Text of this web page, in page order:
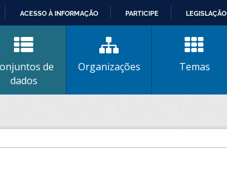
ACESSO À INFORMAÇÃO PARTICIPE LEGISLAÇÃO
de
dados
Organizações Temas